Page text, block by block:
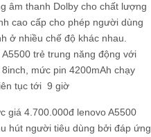
âm thanh Dolby cho chất lượng
cao cấp cho phép người dùng
ở nhiều chế độ khác nhau.
A5500 trẻ trung năng động với
mức pin 4200mAh chạy
tục tới 9 giờ
giá 4.700.000đ lenovo A5500
hút người tiêu dùng bởi đáp ứng